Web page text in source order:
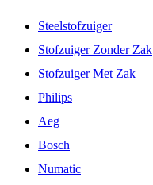
Steelstofzuiger
Stofzuiger Zonder Zak
Stofzuiger Met Zak
Philips
Aeg
Bosch
Numatic